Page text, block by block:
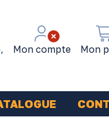
Mon compte Mon